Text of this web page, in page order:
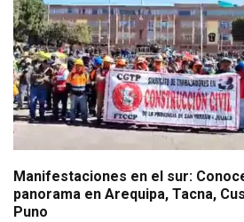
Manifestaciones en el sur:
panorama en Arequipa, Tacna,
Puno